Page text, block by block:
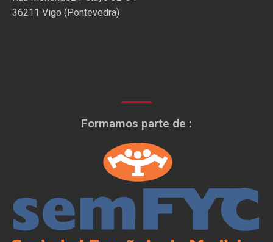
36211 Vigo (Pontevedra)
Formamos parte de :